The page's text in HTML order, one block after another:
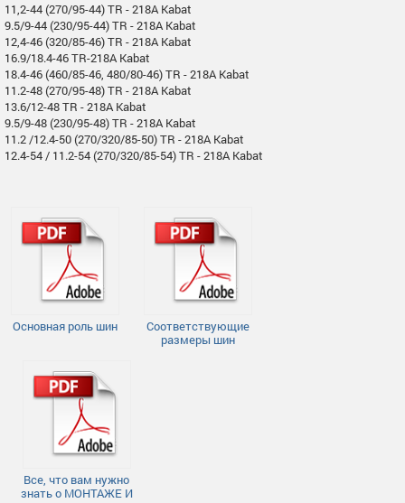
11,2-44 (270/95-44) TR - 218A Kabat
9.5/9-44 (230/95-44) TR - 218A Kabat
12,4-46 (320/85-46) TR - 218A Kabat
16.9/18.4-46 TR-218A Kabat
18.4-46 (460/85-46, 480/80-46) TR - 218A Kabat
11.2-48 (270/95-48) TR - 218A Kabat
13.6/12-48 TR - 218A Kabat
9.5/9-48 (230/95-48) TR - 218A Kabat
11.2 /12.4-50 (270/320/85-50) TR - 218A Kabat
12.4-54 / 11.2-54 (270/320/85-54) TR - 218A Kabat
Основная роль шин
Соответствующие
размеры шин
Все, что вам нужно
знать о МОНТАЖЕ И